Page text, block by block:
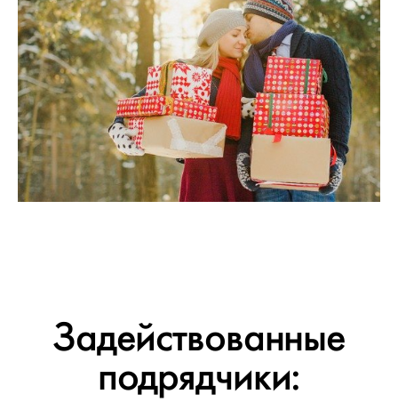
Задействованные
подрядчики: